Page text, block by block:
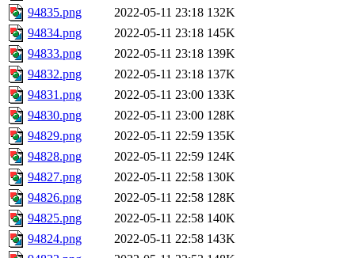
94835.png
2022-05-11 23:18 132K
94834.png
2022-05-11 23:18 145K
94833.png
2022-05-11 23:18 139K
94832.png
2022-05-11 23:18 137K
94831.png
2022-05-11 23:00 133K
94830.png
2022-05-11 23:00 128K
94829.png
2022-05-11 22:59 135K
94828.png
2022-05-11 22:59 124K
94827.png
2022-05-11 22:58 130K
94826.png
2022-05-11 22:58 128K
94825.png
2022-05-11 22:58 140K
94824.png
2022-05-11 22:58 143K